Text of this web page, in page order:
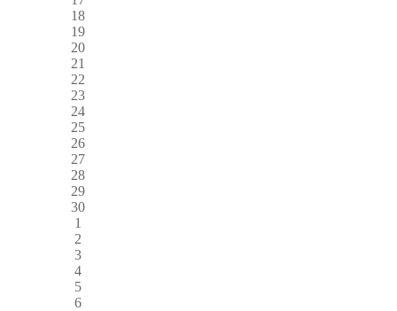
18
19
20
21
22
23
24
25
26
27
28
29
30
1
2
3
4
5
6